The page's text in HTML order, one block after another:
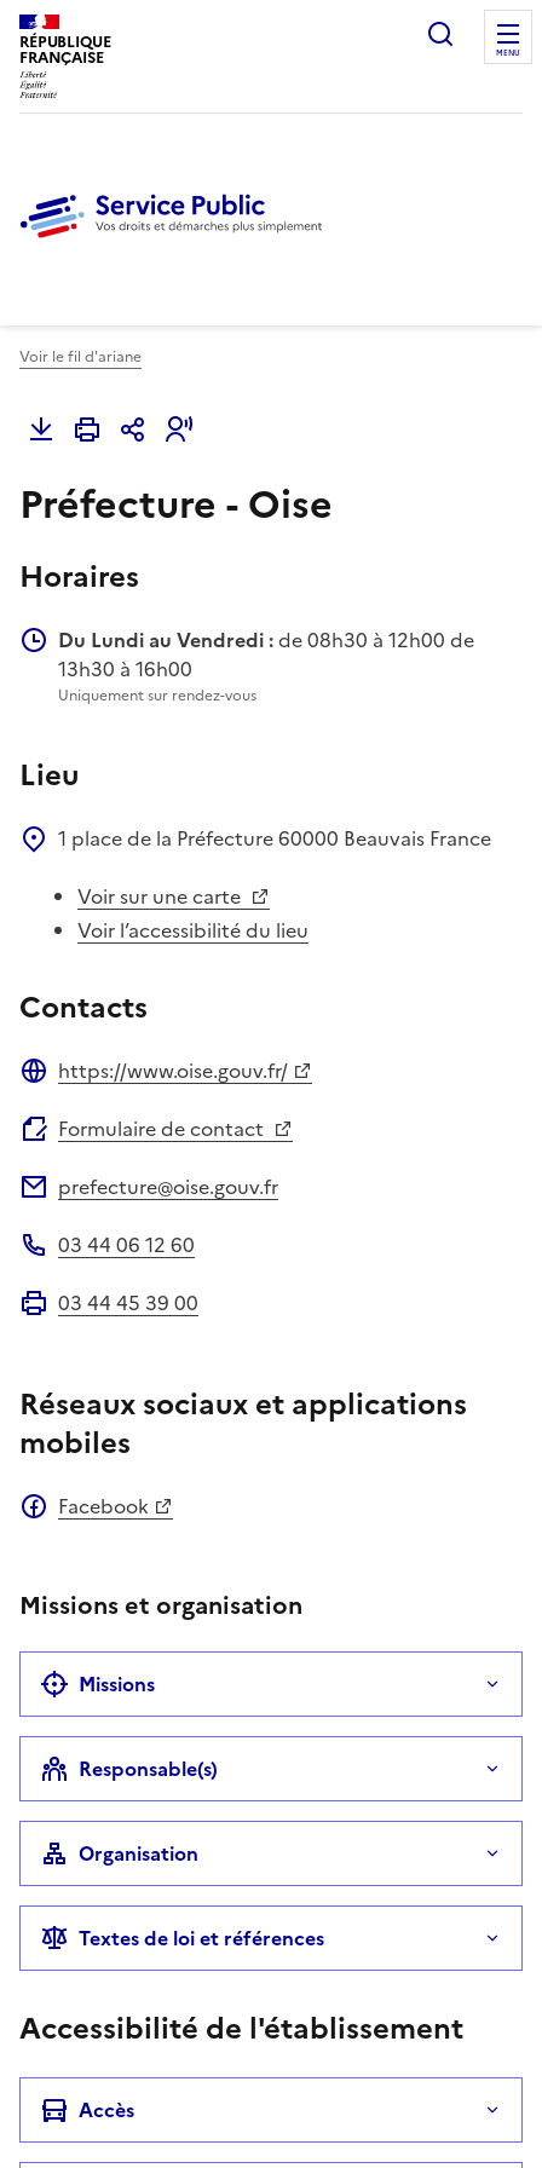
RÉPUBLIQUE
FRANÇAISE
Ouvrir
MENU
Voir le fil d'ariane
Préfecture - Oise
Horaires
Du Lundi au Vendredi :de 08h30 à 12h00 de
13h30 à 16h00
Uniquement sur rendez-vous
Lieu
1 place de la Préfecture60000 Beauvais France
Voir sur une carte
Voir l’accessibilité du lieu
Contacts
https://www.oise.gouv.fr/
Formulaire de contact
prefecture@oise.gouv.fr
03 44 06 12 60
03 44 45 39 00
Réseaux sociaux et applications
mobiles
Facebook
Missions et organisation
Missions
Responsable(s)
Organisation
Textes de loi et références
Accessibilité de l'établissement
Accès